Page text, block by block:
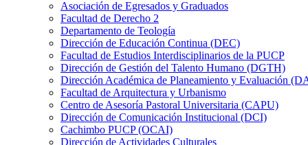
Asociación de Egresados y Graduados
Facultad de Derecho 2
Departamento de Teología
Dirección de Educación Continua (DEC)
Facultad de Estudios Interdisciplinarios de la PUCP
Dirección de Gestión del Talento Humano (DGTH)
Dirección Académica de Planeamiento y Evaluación
Facultad de Arquitectura y Urbanismo
Centro de Asesoría Pastoral Universitaria (CAPU)
Dirección de Comunicación Institucional (DCI)
Cachimbo PUCP (OCAI)
Dirección de Actividades Culturales